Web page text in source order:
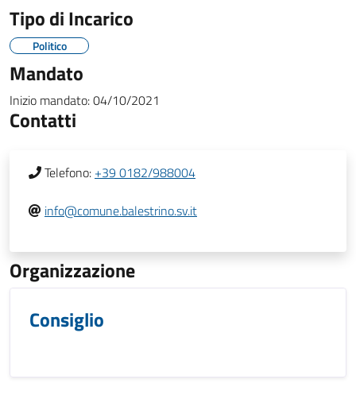
Tipo di Incarico
Politico
Mandato
Inizio mandato:04/10/2021
Contatti
Telefono: +39 0182/988004
info@comune.balestrino.sv.it
Organizzazione
Consiglio